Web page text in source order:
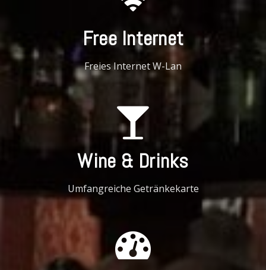
Free Internet
Freies Internet W-Lan
Wine & Drinks
Umfangreiche Getränkekarte